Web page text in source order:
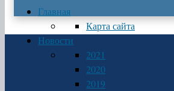
Главная
Карта сайта
Новости
2021
2020
2019